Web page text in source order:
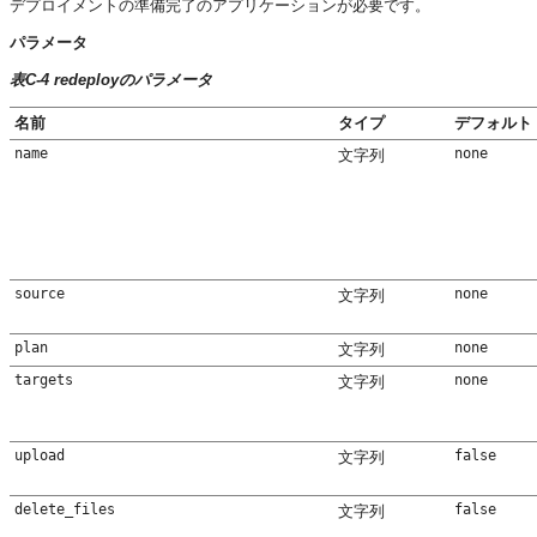
デプロイメントの準備完了のアプリケーションが必要です。
パラメータ
表C-4 redeployのパラメータ
名前 タイプ デフォルト
name 文字列 none
source 文字列 none
plan 文字列
none
targets
文字列 none
upload 文字列 false
delete_files 文字列 false